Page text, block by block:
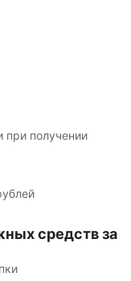
при получении
средств за